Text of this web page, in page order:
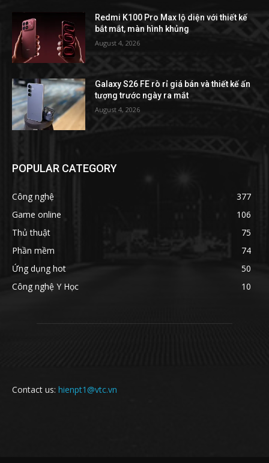
Redmi K100 Pro Max lộ diện với thiết kế
bắt mắt, màn hình khủng
August 4, 2026
Galaxy S26 FE rò rỉ giá bán và thiết kế ấn
tượng trước ngày ra mắt
August 4, 2026
POPULAR CATEGORY
Công nghệ
377
Game online
106
Thủ thuật
75
Phần mềm
74
Ứng dụng hot
50
Công nghệ Y Học
10
Contact us: hienpt1@vtc.vn